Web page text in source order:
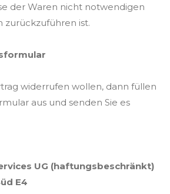
der Waren nicht notwendigen
zurückzuführen ist.
widerrufen wollen, dann füllen
aus und senden Sie es
UG (haftungsbeschränkt)
E4